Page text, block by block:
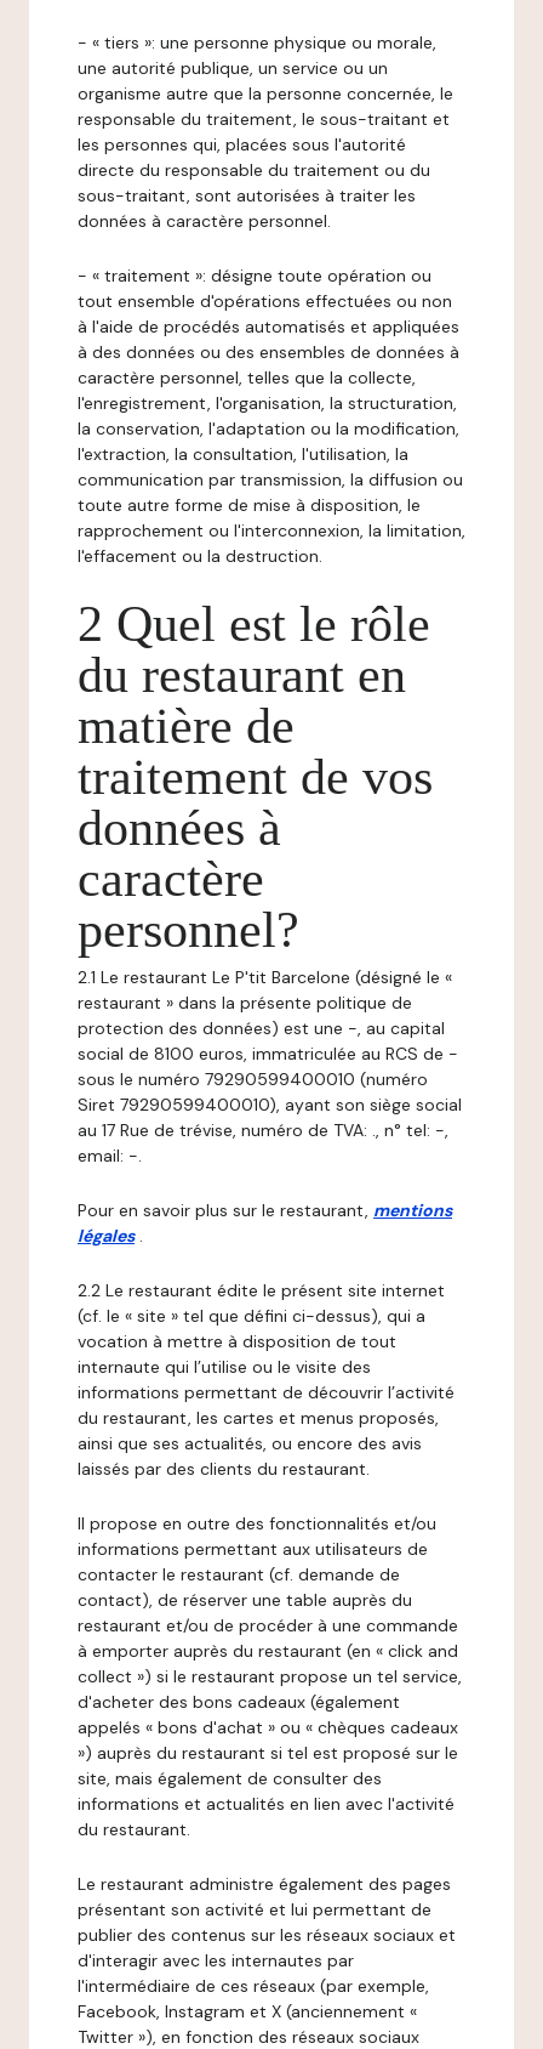
- « tiers »: une personne physique ou morale,
une autorité publique, un service ou un
organisme autre que la personne concernée, le
responsable du traitement, le sous-traitant et
les personnes qui, placées sous l'autorité
directe du responsable du traitement ou du
sous-traitant, sont autorisées à traiter les
données à caractère personnel.
- « traitement »: désigne toute opération ou
tout ensemble d'opérations effectuées ou non
à l'aide de procédés automatisés et appliquées
à des données ou des ensembles de données à
caractère personnel, telles que la collecte,
l'enregistrement, l'organisation, la structuration,
la conservation, l'adaptation ou la modification,
l'extraction, la consultation, l'utilisation, la
communication par transmission, la diffusion ou
toute autre forme de mise à disposition, le
rapprochement ou l'interconnexion, la limitation,
l'effacement ou la destruction.
2 Quel est le rôle
du restaurant en
matière de
traitement de vos
données à
caractère
personnel?
2.1 Le restaurant Le P'tit Barcelone (désigné le «
restaurant » dans la présente politique de
protection des données) est une -, au capital
social de 8100 euros, immatriculée au RCS de -
sous le numéro 79290599400010 (numéro
Siret 79290599400010), ayant son siège social
au 17 Rue de trévise, numéro de TVA: ., n° tel: -,
email: -.
Pour en savoir plus sur le restaurant, mentions
légales .
2.2 Le restaurant édite le présent site internet
(cf. le « site » tel que défini ci-dessus), qui a
vocation à mettre à disposition de tout
internaute qui l’utilise ou le visite des
informations permettant de découvrir l’activité
du restaurant, les cartes et menus proposés,
ainsi que ses actualités, ou encore des avis
laissés par des clients du restaurant.
Il propose en outre des fonctionnalités et/ou
informations permettant aux utilisateurs de
contacter le restaurant (cf. demande de
contact), de réserver une table auprès du
restaurant et/ou de procéder à une commande
à emporter auprès du restaurant (en « click and
collect ») si le restaurant propose un tel service,
d'acheter des bons cadeaux (également
appelés « bons d'achat » ou « chèques cadeaux
») auprès du restaurant si tel est proposé sur le
site, mais également de consulter des
informations et actualités en lien avec l'activité
du restaurant.
Le restaurant administre également des pages
présentant son activité et lui permettant de
publier des contenus sur les réseaux sociaux et
d'interagir avec les internautes par
l'intermédiaire de ces réseaux (par exemple,
Facebook, Instagram et X (anciennement «
Twitter »), en fonction des réseaux sociaux